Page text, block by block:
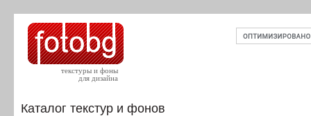
текстуры и фоны
для дизайна
Каталог текстур и фонов